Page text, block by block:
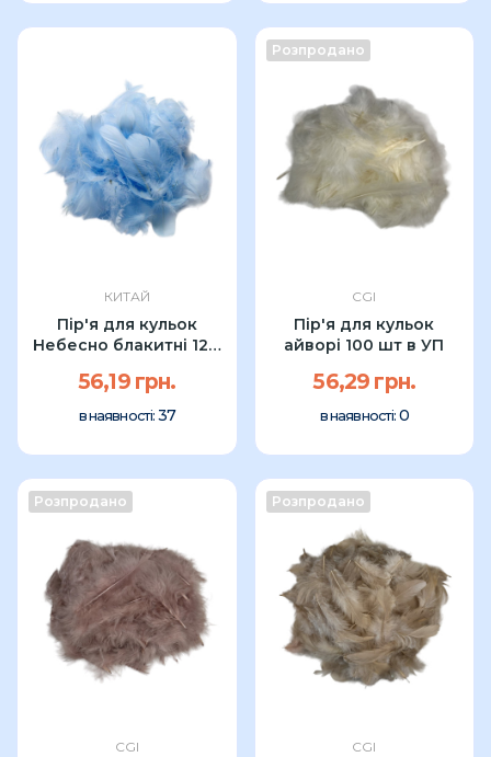
КИТАЙ
Пір'я для кульок
Небесно блакитні 12 г
56,19 грн.
в наявності: 37
Розпродано
CGI
Пір'я для кульок
айворі 100 шт в УП
56,29 грн.
в наявності: 0
Розпродано
CGI
Розпродано
CGI